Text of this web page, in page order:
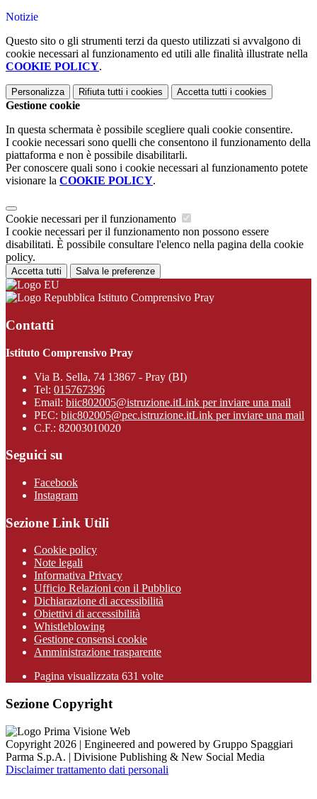
Notizie
Questo sito o gli strumenti terzi da questo utilizzati si avvalgono di
cookie necessari al funzionamento ed utili alle finalità illustrate nella
COOKIE POLICY.
Personalizza Rifiuta tutti i cookies Accetta tutti i cookies
Gestione cookie
In questa schermata è possibile scegliere quali cookie consentire.
I cookie necessari sono quelli che consentono il funzionamento della
piattaforma e non è possibile disabilitarli.
Per conoscere quali sono i cookie necessari al funzionamento potete
visionare la COOKIE POLICY.
Cookie necessari per il funzionamento
I cookie necessari per il funzionamento non possono essere
disabilitati. È possibile consultare l'elenco nella pagina della cookie
policy.
Accetta tutti Salva le preferenze
Istituto Comprensivo Pray
Contatti
Istituto Comprensivo Pray
Via B. Sella, 74 13867 - Pray (BI)
Tel: 015767396
Email: biic802005@istruzione.itLink per inviare una mail
PEC: biic802005@pec.istruzione.itLink per inviare una mail
C.F.: 82003010020
Seguici su
Facebook
Instagram
Sezione Link Utili
Cookie policy
Note legali
Informativa Privacy
Ufficio Relazioni con il Pubblico
Dichiarazione di accessibilità
Obiettivi di accessibilità
Whistleblowing
Gestione consensi cookie
Amministrazione trasparente
Pagina visualizzata 631 volte
Sezione Copyright
Copyright 2026 | Engineered and powered by Gruppo Spaggiari
Parma S.p.A. | Divisione Publishing & New Social Media
Disclaimer trattamento dati personali